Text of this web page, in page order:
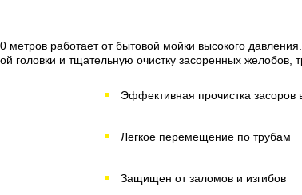
работает от бытовой мойки высокого
и тщательную очистку засоренных желобов,
Эффективная прочистка засоров
Легкое перемещение по трубам
Защищен от заломов и изгибов